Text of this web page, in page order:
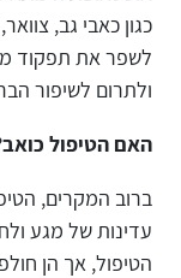
כגון כאבי גב,
לשפר את תפקוד
ולתרום לשיפור
האם הטיפול
ברוב המקרים,
עדינות של מגע
הטיפול, אך הן